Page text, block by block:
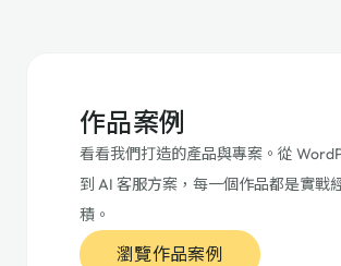
作品案例
看看我們打造的產品與專案。從
到 AI 客服方案，每一個作品都是實戰
積。
瀏覽作品案例